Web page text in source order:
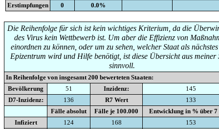
Erstimpfungen
0 0.0%
Die Reihenfolge für sich ist kein wichtiges Kriterium, da die
des Virus kein Wettbewerb ist. Um aber die Effizienz von
einordnen zu können, oder um zu sehen, welcher Staat als
Epizentrum wird und Hilfe benötigt, ist diese Übersicht aus meiner
sinnvoll.
In Reihenfolge von insgesamt 200 bewerteten Staaten:
Bevölkerung
51 Inzidenz:
145
D7-Inzidenz:
136 R7 Wert
133
Fälle absolut
Fälle je 100.000
Entwicklung in % über 7
Infiziert
124 168
153